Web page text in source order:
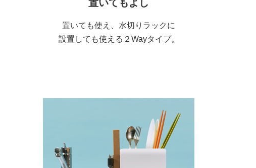
置いてもよし
置いても使え、水切りラックに
設置しても使える２Wayタイプ。